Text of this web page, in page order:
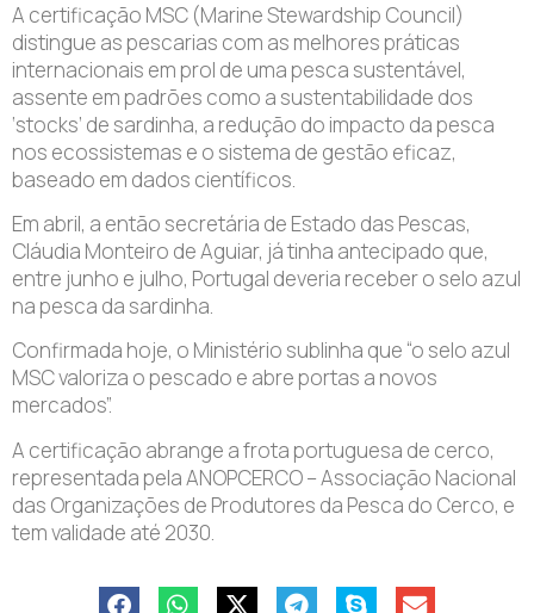
A certificação MSC (Marine Stewardship Council)
distingue as pescarias com as melhores práticas
internacionais em prol de uma pesca sustentável,
assente em padrões como a sustentabilidade dos
‘stocks’ de sardinha, a redução do impacto da pesca
nos ecossistemas e o sistema de gestão eficaz,
baseado em dados científicos.
Em abril, a então secretária de Estado das Pescas,
Cláudia Monteiro de Aguiar, já tinha antecipado que,
entre junho e julho, Portugal deveria receber o selo azul
na pesca da sardinha.
Confirmada hoje, o Ministério sublinha que “o selo azul
MSC valoriza o pescado e abre portas a novos
mercados”.
A certificação abrange a frota portuguesa de cerco,
representada pela ANOPCERCO – Associação Nacional
das Organizações de Produtores da Pesca do Cerco, e
tem validade até 2030.